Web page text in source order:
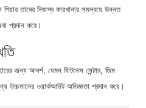
তাদের নিজস্ব কারখানার সমন্বয়ে উন্নত
প্রদান করে।
জন্য আদর্শ, যেমন ফিটনেস সেন্টার, জিম
উচ্চমানের ওয়ার্কআউট অভিজ্ঞতা প্রদান করে।